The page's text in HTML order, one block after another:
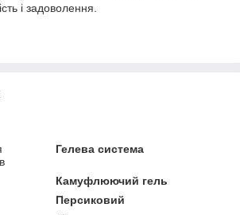
і задоволення.
Гелева система
Камуфлюючий гель
Персиковий